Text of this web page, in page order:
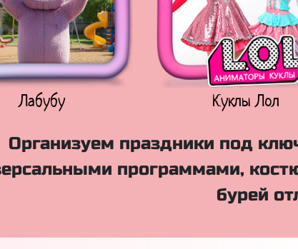
Лабубу Куклы Лол
Организуем праздники под
программами,
бурей